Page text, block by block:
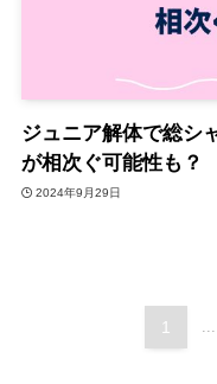
ジュニア解体で総シ
が相次ぐ可能性も？
2024年9月29日
1 ...